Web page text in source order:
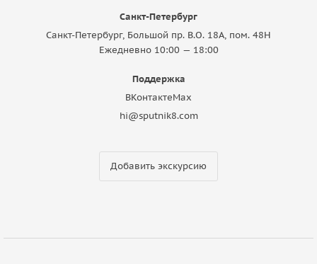
Санкт-Петербург
Санкт-Петербург, Большой пр. В.О. 18A, пом. 48Н
Ежедневно 10:00 — 18:00
Поддержка
ВКонтактеMax
hi@sputnik8.com
Добавить экскурсию